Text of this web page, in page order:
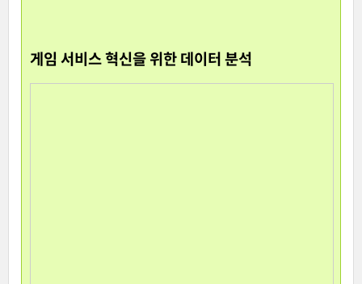
게임 서비스 혁신을 위한 데이터 분석